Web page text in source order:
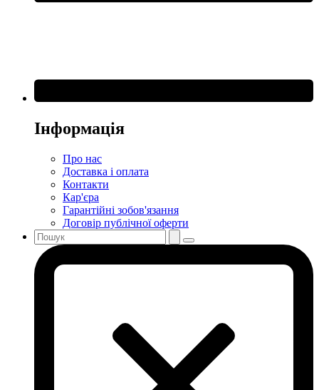
Інформація
Про нас
Доставка і оплата
Контакти
Кар'єра
Гарантійні зобов'язання
Договір публічної оферти